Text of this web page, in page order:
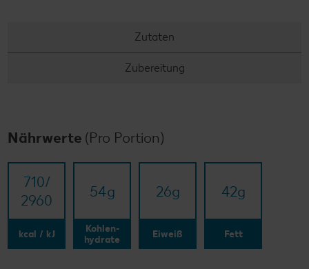
Zutaten
Zubereitung
Nährwerte (Pro Portion)
710/​
2960
kcal / kJ
54g
Kohlen-
hydrate
26g
Eiweiß
42g
Fett